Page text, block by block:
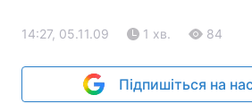
14:27, 05.11.09 1 хв. 84
Підпишіться на